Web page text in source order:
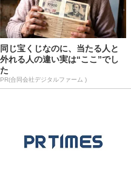
同じ宝くじなのに、当たる人と
外れる人の違い実は“ここ”でし
た
PR(合同会社デジタルファーム )